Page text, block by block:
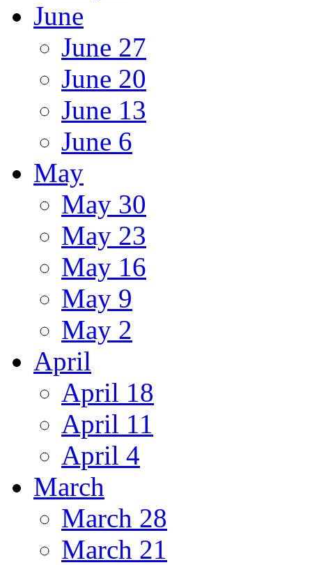
June
June 27
June 20
June 13
June 6
May
May 30
May 23
May 16
May 9
May 2
April
April 18
April 11
April 4
March
March 28
March 21